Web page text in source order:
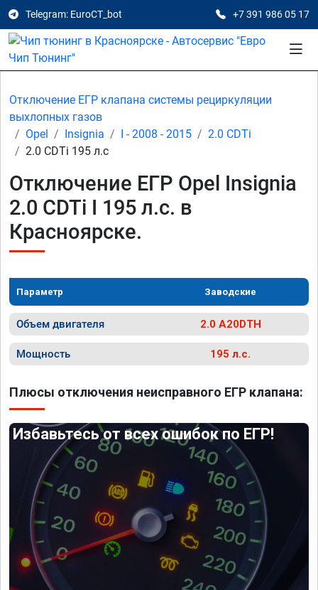
Telegram: EuroCT_bot +7 391 986 05 17
Отключение ЕГР клапана системы рециркуляции
выхлопных газов
Opel
Insignia I - 2008 - 2015
2.0 CDTi
2.0 CDTi 195 л.с
Отключение ЕГР Opel Insignia
2.0 CDTi I 195 л.с. в
Красноярске.
Параметр Заводские
Объем двигателя 2.0 A20DTH
Мощность 195 л.с.
Плюсы отключения неисправного ЕГР клапана:
Избавьтесь от всех ошибок по ЕГР!